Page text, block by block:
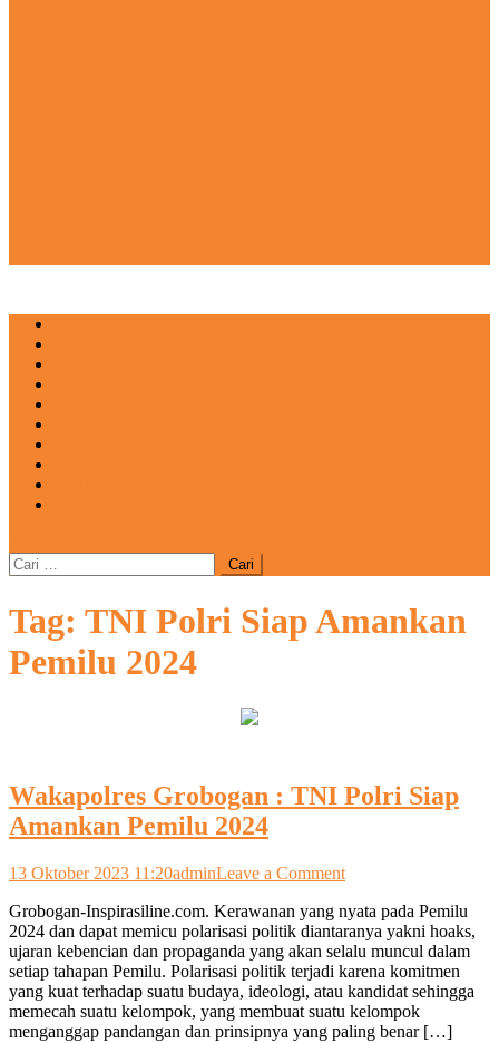
Cari
untuk:
Tag: TNI Polri Siap Amankan
Pemilu 2024
Wakapolres Grobogan : TNI Polri Siap
Amankan Pemilu 2024
13 Oktober 2023 11:20adminLeave a Commenton
Grobogan
:
TNI
Polri
Siap
Amankan
Pemilu
Grobogan-Inspirasiline.com. Kerawanan yang nyata pada Pemilu
2024 dan dapat memicu polarisasi politik diantaranya yakni hoaks,
ujaran kebencian dan propaganda yang akan selalu muncul dalam
setiap tahapan Pemilu. Polarisasi politik terjadi karena komitmen
yang kuat terhadap suatu budaya, ideologi, atau kandidat sehingga
memecah suatu kelompok, yang membuat suatu kelompok
menganggap pandangan dan prinsipnya yang paling benar […]